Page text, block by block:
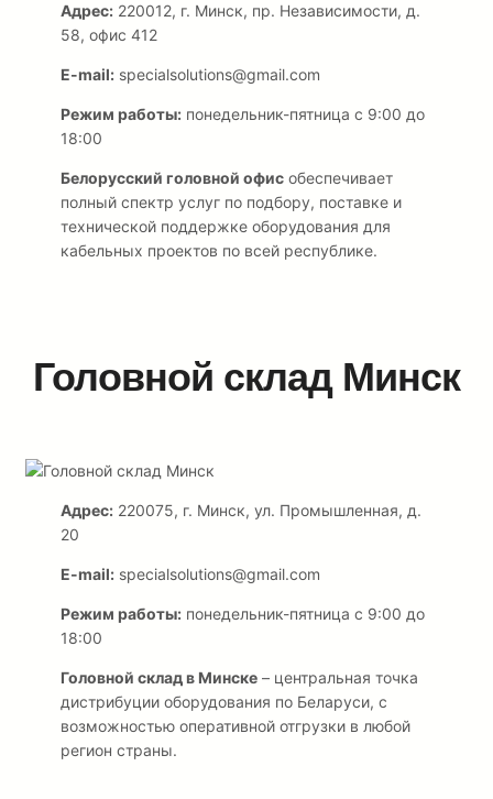
Адрес: 220012, г. Минск, пр. Независимости, д.
58, офис 412
E-mail: specialsolutions@gmail.com
Режим работы: понедельник-пятница с 9:00 до
18:00
Белорусский головной офис обеспечивает
полный спектр услуг по подбору, поставке и
технической поддержке оборудования для
кабельных проектов по всей республике.
Головной склад Минск
Адрес: 220075, г. Минск, ул. Промышленная, д.
20
E-mail: specialsolutions@gmail.com
Режим работы: понедельник-пятница с 9:00 до
18:00
Головной склад в Минске – центральная точка
дистрибуции оборудования по Беларуси, с
возможностью оперативной отгрузки в любой
регион страны.